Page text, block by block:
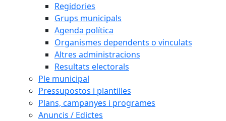
Regidories
Grups municipals
Agenda política
Organismes dependents o vinculats
Altres administracions
Resultats electorals
Ple municipal
Pressupostos i plantilles
Plans, campanyes i programes
Anuncis / Edictes